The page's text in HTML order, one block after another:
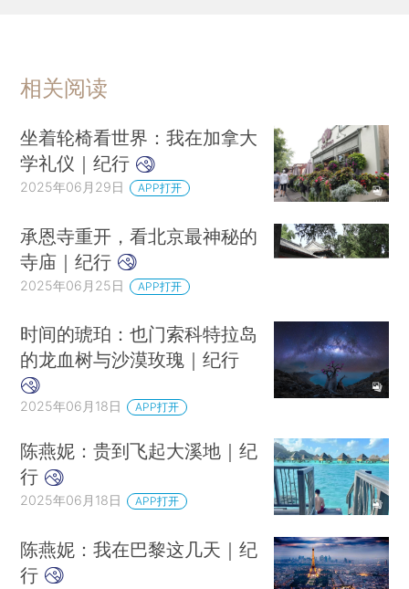
相关阅读
坐着轮椅看世界：我在加拿大
学礼仪｜纪行
2025年06月29日 APP打开
承恩寺重开，看北京最神秘的
寺庙｜纪行
2025年06月25日 APP打开
时间的琥珀：也门索科特拉岛
的龙血树与沙漠玫瑰｜纪行
2025年06月18日 APP打开
陈燕妮：贵到飞起大溪地｜纪
行
2025年06月18日 APP打开
陈燕妮：我在巴黎这几天｜纪
行